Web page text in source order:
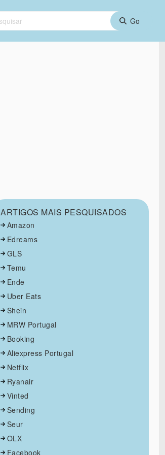
ARTIGOS MAIS PESQUISADOS
Amazon
Edreams
GLS
Temu
Ende
Uber Eats
Shein
MRW Portugal
Booking
Aliexpress Portugal
Netflix
Ryanair
Vinted
Sending
Seur
OLX
Facebook